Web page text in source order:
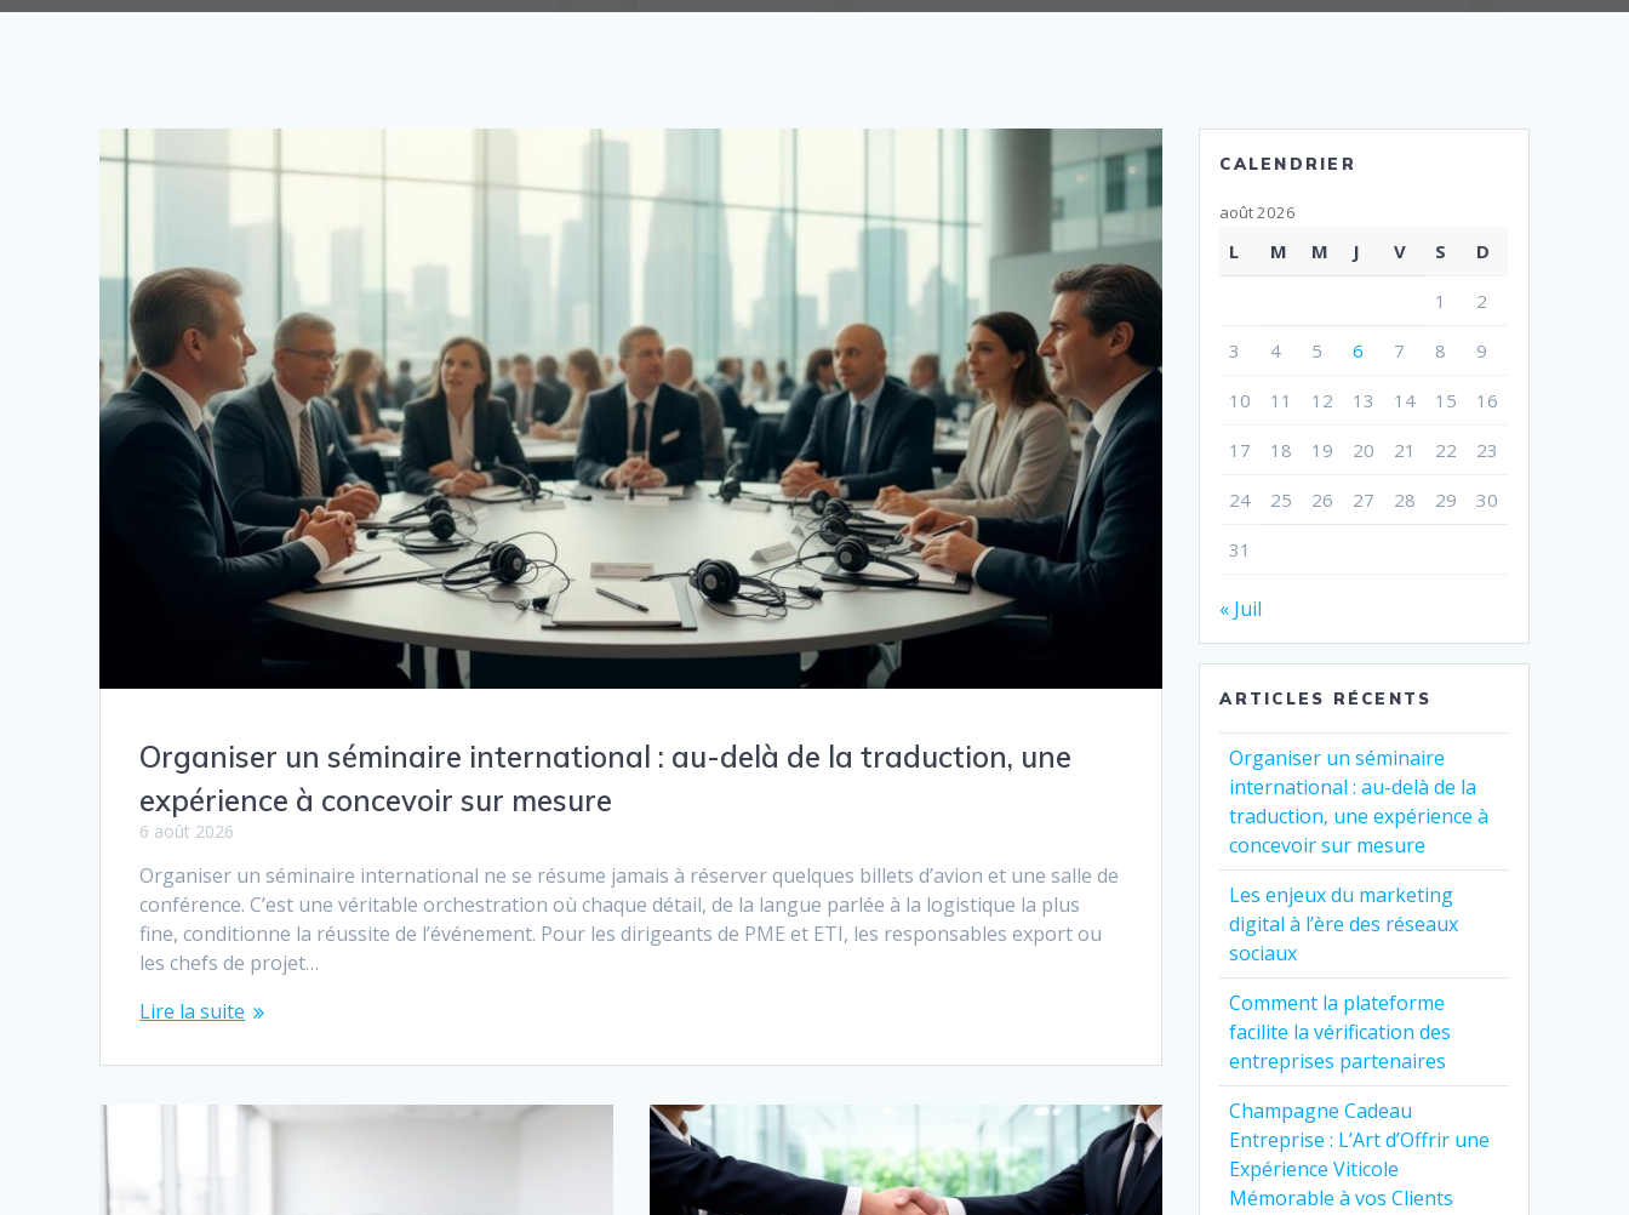
Organiser un séminaire international : au-delà de la traduction, une
expérience à concevoir sur mesure
6 août 2026
Organiser un séminaire international ne se résume jamais à réserver quelques billets d’avion et une salle de
conférence. C’est une véritable orchestration où chaque détail, de la langue parlée à la logistique la plus
fine, conditionne la réussite de l’événement. Pour les dirigeants de PME et ETI, les responsables export ou
les chefs de projet…
Lire la suite
CALENDRIER
août 2026
L M M J V S D
1 2
3 4 5 6 7 8 9
10 11 12 13 14 15 16
17 18 19 20 21 22 23
24 25 26 27 28 29 30
31
« Juil
ARTICLES RÉCENTS
Organiser un séminaire
international : au-delà de la
traduction, une expérience à
concevoir sur mesure
Les enjeux du marketing
digital à l’ère des réseaux
sociaux
Comment la plateforme
facilite la vérification des
entreprises partenaires
Champagne Cadeau
Entreprise : L’Art d’Offrir une
Expérience Viticole
Mémorable à vos Clients